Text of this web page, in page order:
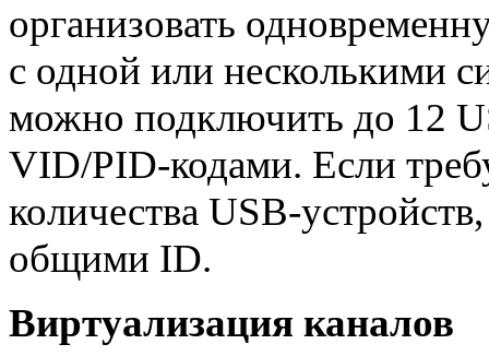
организовать
с одной или несколькими
можно подключить до 12
VID/PID-кодами. Если
количества USB-
общими ID.
Виртуализация каналов